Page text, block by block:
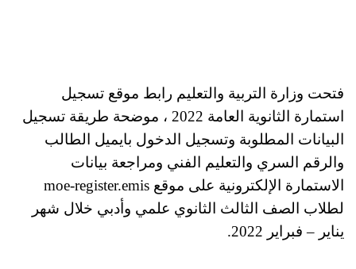
فتحت وزارة التربية والتعليم رابط موقع تسجيل
استمارة الثانوية العامة 2022 ، موضحة طريقة تسجيل
البيانات المطلوبة وتسجيل الدخول بايميل الطالب
والرقم السري والتعليم الفني ومراجعة بيانات
الاستمارة الإلكترونية على موقع moe-register.emis
لطلاب الصف الثالث الثانوي علمي وأدبي خلال شهر
يناير – فبراير 2022.